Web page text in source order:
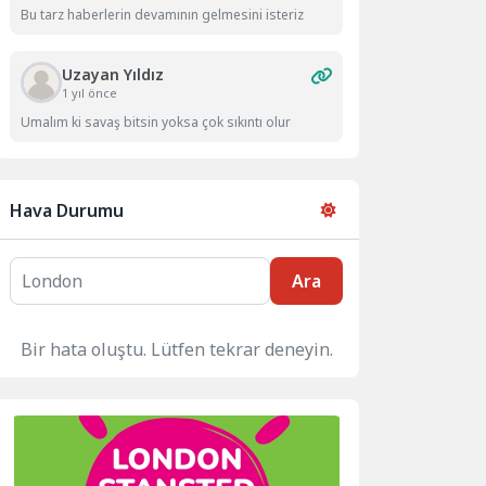
Bu tarz haberlerin devamının gelmesini isteriz
Uzayan Yıldız
1 yıl önce
Umalım ki savaş bitsin yoksa çok sıkıntı olur
Hava Durumu
Ara
Bir hata oluştu. Lütfen tekrar deneyin.